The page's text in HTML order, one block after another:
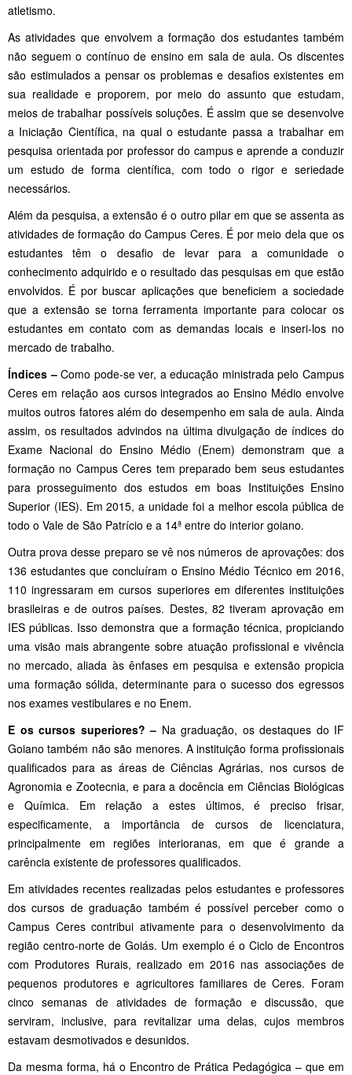
atletismo.
As atividades que envolvem a formação dos estudantes também
não seguem o contínuo de ensino em sala de aula. Os discentes
são estimulados a pensar os problemas e desafios existentes em
sua realidade e proporem, por meio do assunto que estudam,
meios de trabalhar possíveis soluções. É assim que se desenvolve
a Iniciação Científica, na qual o estudante passa a trabalhar em
pesquisa orientada por professor do campus e aprende a conduzir
um estudo de forma científica, com todo o rigor e seriedade
necessários.
Além da pesquisa, a extensão é o outro pilar em que se assenta as
atividades de formação do Campus Ceres. É por meio dela que os
estudantes têm o desafio de levar para a comunidade o
conhecimento adquirido e o resultado das pesquisas em que estão
envolvidos. É por buscar aplicações que beneficiem a sociedade
que a extensão se torna ferramenta importante para colocar os
estudantes em contato com as demandas locais e inseri-los no
mercado de trabalho.
Índices –Como pode-se ver, a educação ministrada pelo Campus
Ceres em relação aos cursos integrados ao Ensino Médio envolve
muitos outros fatores além do desempenho em sala de aula. Ainda
assim, os resultados advindos na última divulgação de índices do
Exame Nacional do Ensino Médio (Enem) demonstram que a
formação no Campus Ceres tem preparado bem seus estudantes
para prosseguimento dos estudos em boas Instituições Ensino
Superior (IES). Em 2015, a unidade foi a melhor escola pública de
todo o Vale de São Patrício e a 14ª entre do interior goiano.
Outra prova desse preparo se vê nos números de aprovações: dos
136 estudantes que concluíram o Ensino Médio Técnico em 2016,
110 ingressaram em cursos superiores em diferentes instituições
brasileiras e de outros países. Destes, 82 tiveram aprovação em
IES públicas. Isso demonstra que a formação técnica, propiciando
uma visão mais abrangente sobre atuação profissional e vivência
no mercado, aliada às ênfases em pesquisa e extensão propicia
uma formação sólida, determinante para o sucesso dos egressos
nos exames vestibulares e no Enem.
E os cursos superiores? – Na graduação, os destaques do IF
Goiano também não são menores. A instituição forma profissionais
qualificados para as áreas de Ciências Agrárias, nos cursos de
Agronomia e Zootecnia, e para a docência em Ciências Biológicas
e Química. Em relação a estes últimos, é preciso frisar,
especificamente, a importância de cursos de licenciatura,
principalmente em regiões interioranas, em que é grande a
carência existente de professores qualificados.
Em atividades recentes realizadas pelos estudantes e professores
dos cursos de graduação também é possível perceber como o
Campus Ceres contribui ativamente para o desenvolvimento da
região centro-norte de Goiás. Um exemplo é o Ciclo de Encontros
com Produtores Rurais, realizado em 2016 nas associações de
pequenos produtores e agricultores familiares de Ceres. Foram
cinco semanas de atividades de formação e discussão, que
serviram, inclusive, para revitalizar uma delas, cujos membros
estavam desmotivados e desunidos.
Da mesma forma, há o Encontro de Prática Pedagógica – que em